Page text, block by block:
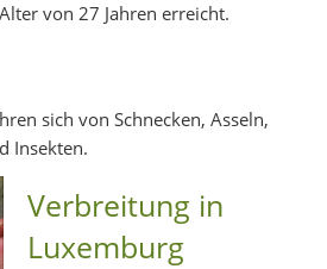
von 27 Jahren erreicht.
sich von Schnecken, Asseln,
Insekten.
Verbreitung in
Luxemburg